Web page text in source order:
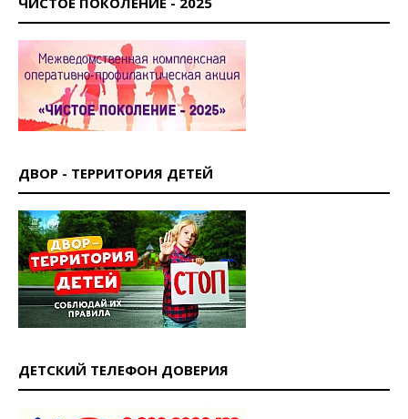
ДВОР - ТЕРРИТОРИЯ ДЕТЕЙ
ДЕТСКИЙ ТЕЛЕФОН ДОВЕРИЯ